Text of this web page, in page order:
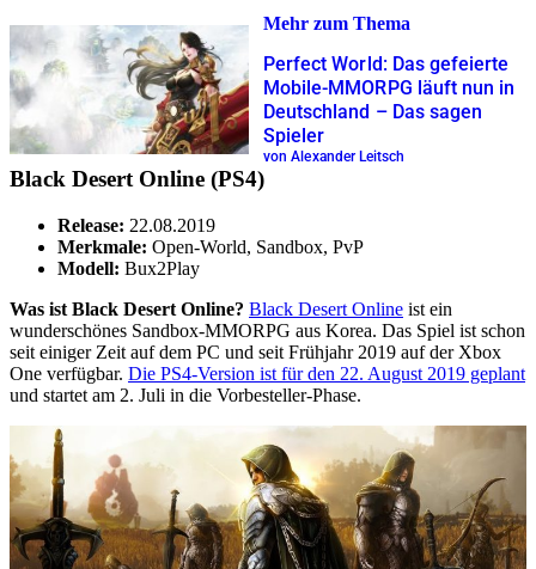
Mehr zum Thema
Perfect World: Das gefeierte
Mobile-MMORPG läuft nun in
Deutschland – Das sagen
Spieler
von Alexander Leitsch
Black Desert Online (PS4)
Release: 22.08.2019
Merkmale: Open-World, Sandbox, PvP
Modell: Bux2Play
Was ist Black Desert Online? Black Desert Online ist ein
wunderschönes Sandbox-MMORPG aus Korea. Das Spiel ist schon
seit einiger Zeit auf dem PC und seit Frühjahr 2019 auf der Xbox
One verfügbar. Die PS4-Version ist für den 22. August 2019 geplant
und startet am 2. Juli in die Vorbesteller-Phase.